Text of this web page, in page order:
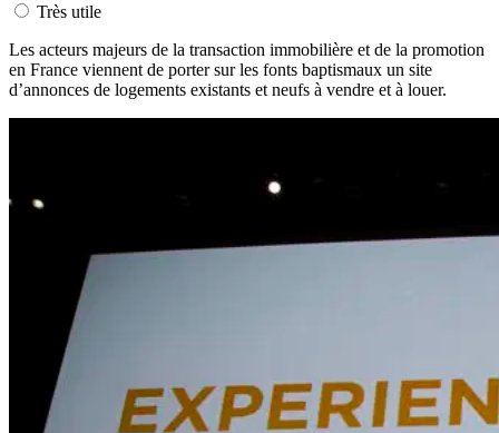
Très utile
Les acteurs majeurs de la transaction immobilière et de la promotion
en France viennent de porter sur les fonts baptismaux un site
d’annonces de logements existants et neufs à vendre et à louer.